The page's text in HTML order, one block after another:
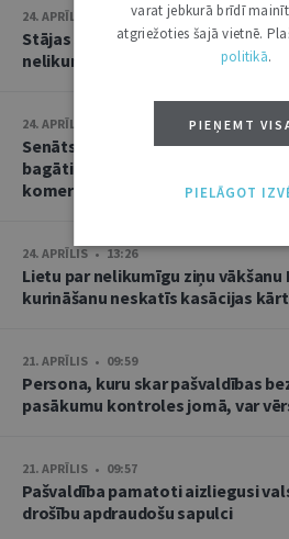
24. APRĪLIS • 15:46
Stājas spēkā brīvības
nelikumīgu pārvietošanu pāri
24. APRĪLIS • 13:27
Senāts: nav pamata apšaubīt
bagātinātāju reklamēšana
komercprakse
24. APRĪLIS • 13:26
Lietu par nelikumīgu ziņu vākšanu
kurināšanu neskatīs kasācijas
21. APRĪLIS • 09:59
Persona, kuru skar pašvaldības
pasākumu kontroles jomā, var
21. APRĪLIS • 09:57
Pašvaldība pamatoti aizliegusi
drošību apdraudošu sapulci
varat jebkurā brīdī
atgriežoties šajā vietnē.
politikā.
PIEŅEMT
PIELĀGOT